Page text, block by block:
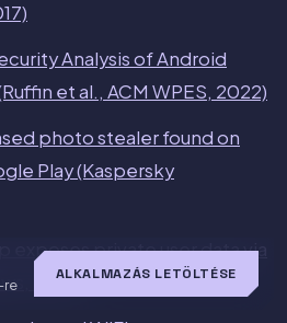
Analysis of Android
et al., ACM WPES, 2022)
photo stealer found on
Play (Kaspersky
exposes private user data via
2025)
re
ALKALMAZÁS LETÖLTÉSE